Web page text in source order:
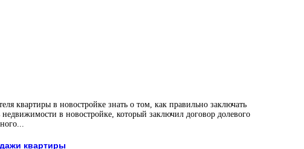
квартиры в новостройке знать о том, как правильно заключать
в новостройке, который заключил договор долевого
квартиры